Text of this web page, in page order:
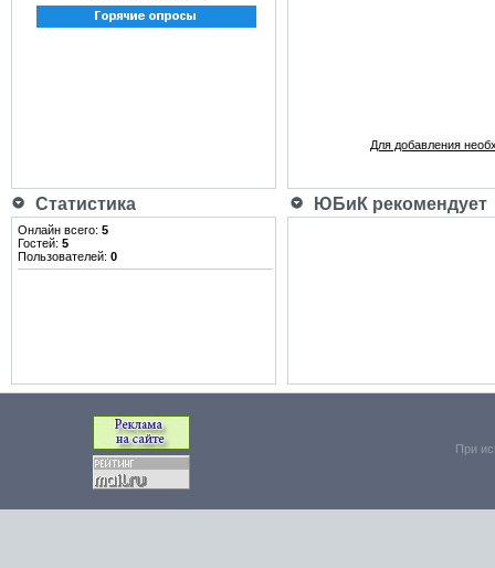
Для добавления
Статистика ЮБиК рекомендует
Онлайн всего: 5
Гостей: 5
Пользователей: 0
При